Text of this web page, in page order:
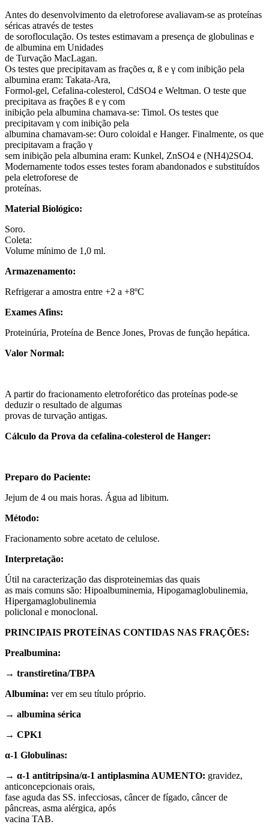
Antes do desenvolvimento da eletroforese avaliavam-se as proteínas
séricas através de testes
de sorofloculação. Os testes estimavam a presença de globulinas e
de albumina em Unidades
de Turvação MacLagan.
Os testes que precipitavam as frações α, ß e γ com inibição pela
albumina eram: Takata-Ara,
Formol-gel, Cefalina-colesterol, CdSO4 e Weltman. O teste que
precipitava as frações ß e γ com
inibição pela albumina chamava-se: Timol. Os testes que
precipitavam γ com inibição pela
albumina chamavam-se: Ouro coloidal e Hanger. Finalmente, os que
precipitavam a fração γ
sem inibição pela albumina eram: Kunkel, ZnSO4 e (NH4)2SO4.
Modernamente todos esses testes foram abandonados e substituídos
pela eletroforese de
proteínas.
Material Biológico:
Soro.
Coleta:
Volume mínimo de 1,0 ml.
Armazenamento:
Refrigerar a amostra entre +2 a +8ºC
Exames Afins:
Proteinúria, Proteína de Bence Jones, Provas de função hepática.
Valor Normal:
A partir do fracionamento eletroforético das proteínas pode-se
deduzir o resultado de algumas
provas de turvação antigas.
Cálculo da Prova da cefalina-colesterol de Hanger:
Preparo do Paciente:
Jejum de 4 ou mais horas. Água ad libitum.
Método:
Fracionamento sobre acetato de celulose.
Interpretação:
Útil na caracterização das disproteinemias das quais
as mais comuns são: Hipoalbuminemia, Hipogamaglobulinemia,
Hipergamaglobulinemia
policlonal e monoclonal.
PRINCIPAIS PROTEÍNAS CONTIDAS NAS FRAÇÕES:
Prealbumina:
→ transtiretina/TBPA
Albumina: ver em seu título próprio.
→ albumina sérica
→ CPK1
α-1 Globulinas:
→ α-1 antitripsina/α-1 antiplasmina AUMENTO: gravidez,
anticoncepcionais orais,
fase aguda das SS. infecciosas, câncer de fígado, câncer de
pâncreas, asma alérgica, após
vacina TAB.